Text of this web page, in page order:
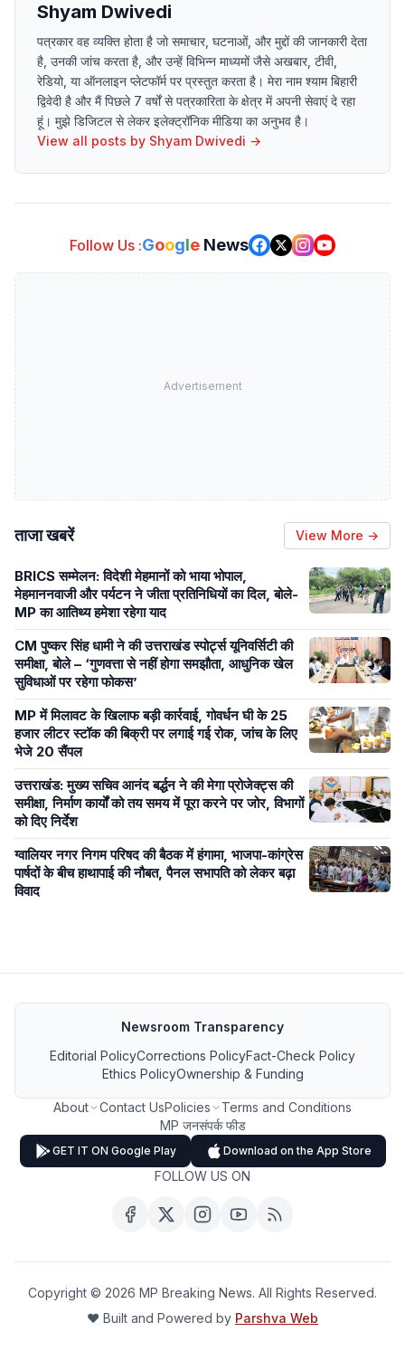
Shyam Dwivedi
पत्रकार वह व्यक्ति होता है जो समाचार, घटनाओं, और मुद्दों की जानकारी देता
है, उनकी जांच करता है, और उन्हें विभिन्न माध्यमों जैसे अखबार, टीवी,
रेडियो, या ऑनलाइन प्लेटफॉर्म पर प्रस्तुत करता है। मेरा नाम श्याम बिहारी
द्विवेदी है और मैं पिछले 7 वर्षों से पत्रकारिता के क्षेत्र में अपनी सेवाएं दे रहा
हूं। मुझे डिजिटल से लेकर इलेक्ट्रॉनिक मीडिया का अनुभव है।
View all posts by Shyam Dwivedi →
Follow Us :Google News
Advertisement
ताजा खबरें View More →
BRICS सम्मेलन: विदेशी मेहमानों को भाया भोपाल,
मेहमाननवाजी और पर्यटन ने जीता प्रतिनिधियों का दिल, बोले-
MP का आतिथ्य हमेशा रहेगा याद
CM पुष्कर सिंह धामी ने की उत्तराखंड स्पोर्ट्स यूनिवर्सिटी की
समीक्षा, बोले – ‘गुणवत्ता से नहीं होगा समझौता, आधुनिक खेल
सुविधाओं पर रहेगा फोकस’
MP में मिलावट के खिलाफ बड़ी कार्रवाई, गोवर्धन घी के 25
हजार लीटर स्टॉक की बिक्री पर लगाई गई रोक, जांच के लिए
भेजे 20 सैंपल
उत्तराखंड: मुख्य सचिव आनंद बर्द्धन ने की मेगा प्रोजेक्ट्स की
समीक्षा, निर्माण कार्यों को तय समय में पूरा करने पर जोर, विभागों
को दिए निर्देश
ग्वालियर नगर निगम परिषद की बैठक में हंगामा, भाजपा-कांग्रेस
पार्षदों के बीच हाथापाई की नौबत, पैनल सभापति को लेकर बढ़ा
विवाद
Newsroom Transparency
Editorial PolicyCorrections PolicyFact-Check Policy
Ethics PolicyOwnership & Funding
About Contact UsPolicies
Terms and Conditions
MP जनसंपर्क फीड
GET IT ON Google Play Download on the App Store
FOLLOW US ON
Copyright © 2026 MP Breaking News. All Rights Reserved.
❤️ Built and Powered by Parshva Web